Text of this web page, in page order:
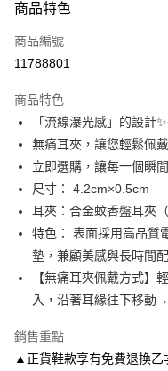
信用卡一次付款
信用卡分期付款
合作金庫商業銀行
華南商業銀行
上海商業儲蓄銀行
國泰世華商業銀行
臺灣中小企業銀行
匯豐（台灣）商業銀行
聯邦商業銀行
元大商業銀行
玉山商業銀行
台新國際商業銀行
台灣樂天信用卡公司
6 期 0 利率 每期
華南商業銀行
上海商業儲蓄銀行
國泰世華商業銀行
臺灣中小企業銀行
匯豐（台灣）商業銀行
聯邦商業銀行
元大商業銀行
玉山商業銀行
台新國際商業銀行
LINE Pay
Apple Pay
街口支付
悠遊付
Google Pay
AFTEE先享後付
【關於「AFTEE先享後付」】
AFTEE先享後付是「在收到商
ATM付款
商品特色
商品編號
11788801
商品特色
「流線瀑光感」的設計
無痛耳夾，讓您輕鬆佩
立即選購，讓每一個瞬
尺寸： 4.2cm×0.5cm
耳夾：合金蚊香盤耳夾
特色： 表面採用高品質
墊，兼顧美感與長時間
【無痛耳夾佩戴方式
入，沿著耳緣往下移動
銷售重點
▲正貨鞋款享有免費退換乙